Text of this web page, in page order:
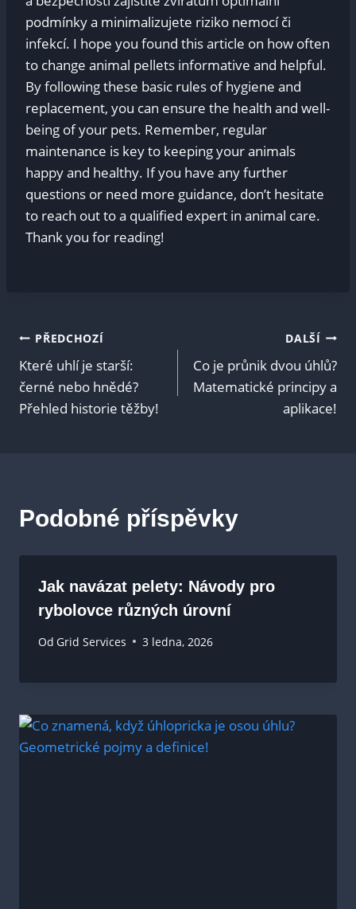
podmínky a minimalizujete riziko nemocí či
infekcí. I hope you found this article on how often
to change animal pellets informative and helpful.
By following these basic rules of hygiene and
replacement, you can ensure the health and well-
being of your pets. Remember, regular
maintenance is key to keeping your animals
happy and healthy. If you have any further
questions or need more guidance, don’t hesitate
to reach out to a qualified expert in animal care.
Thank you for reading!
Navigace
pro
příspěvek
PŘEDCHOZÍ
Které uhlí je starší:
černé nebo hnědé?
Přehled historie těžby!
DALŠÍ
Co je průnik dvou úhlů?
Matematické principy a
aplikace!
Podobné příspěvky
Jak navázat pelety: Návody pro
rybolovce různých úrovní
Od Grid Services 3 ledna, 2026